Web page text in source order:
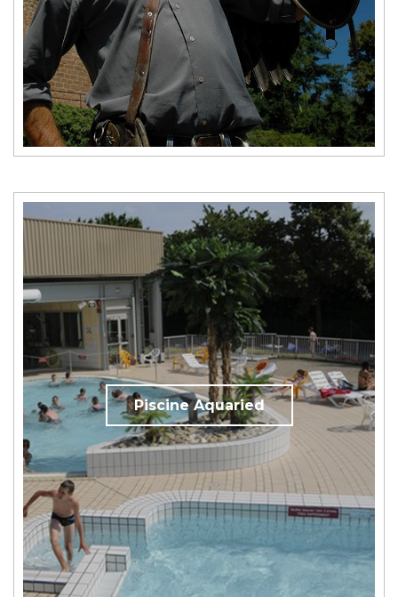
Piscine Aquaried